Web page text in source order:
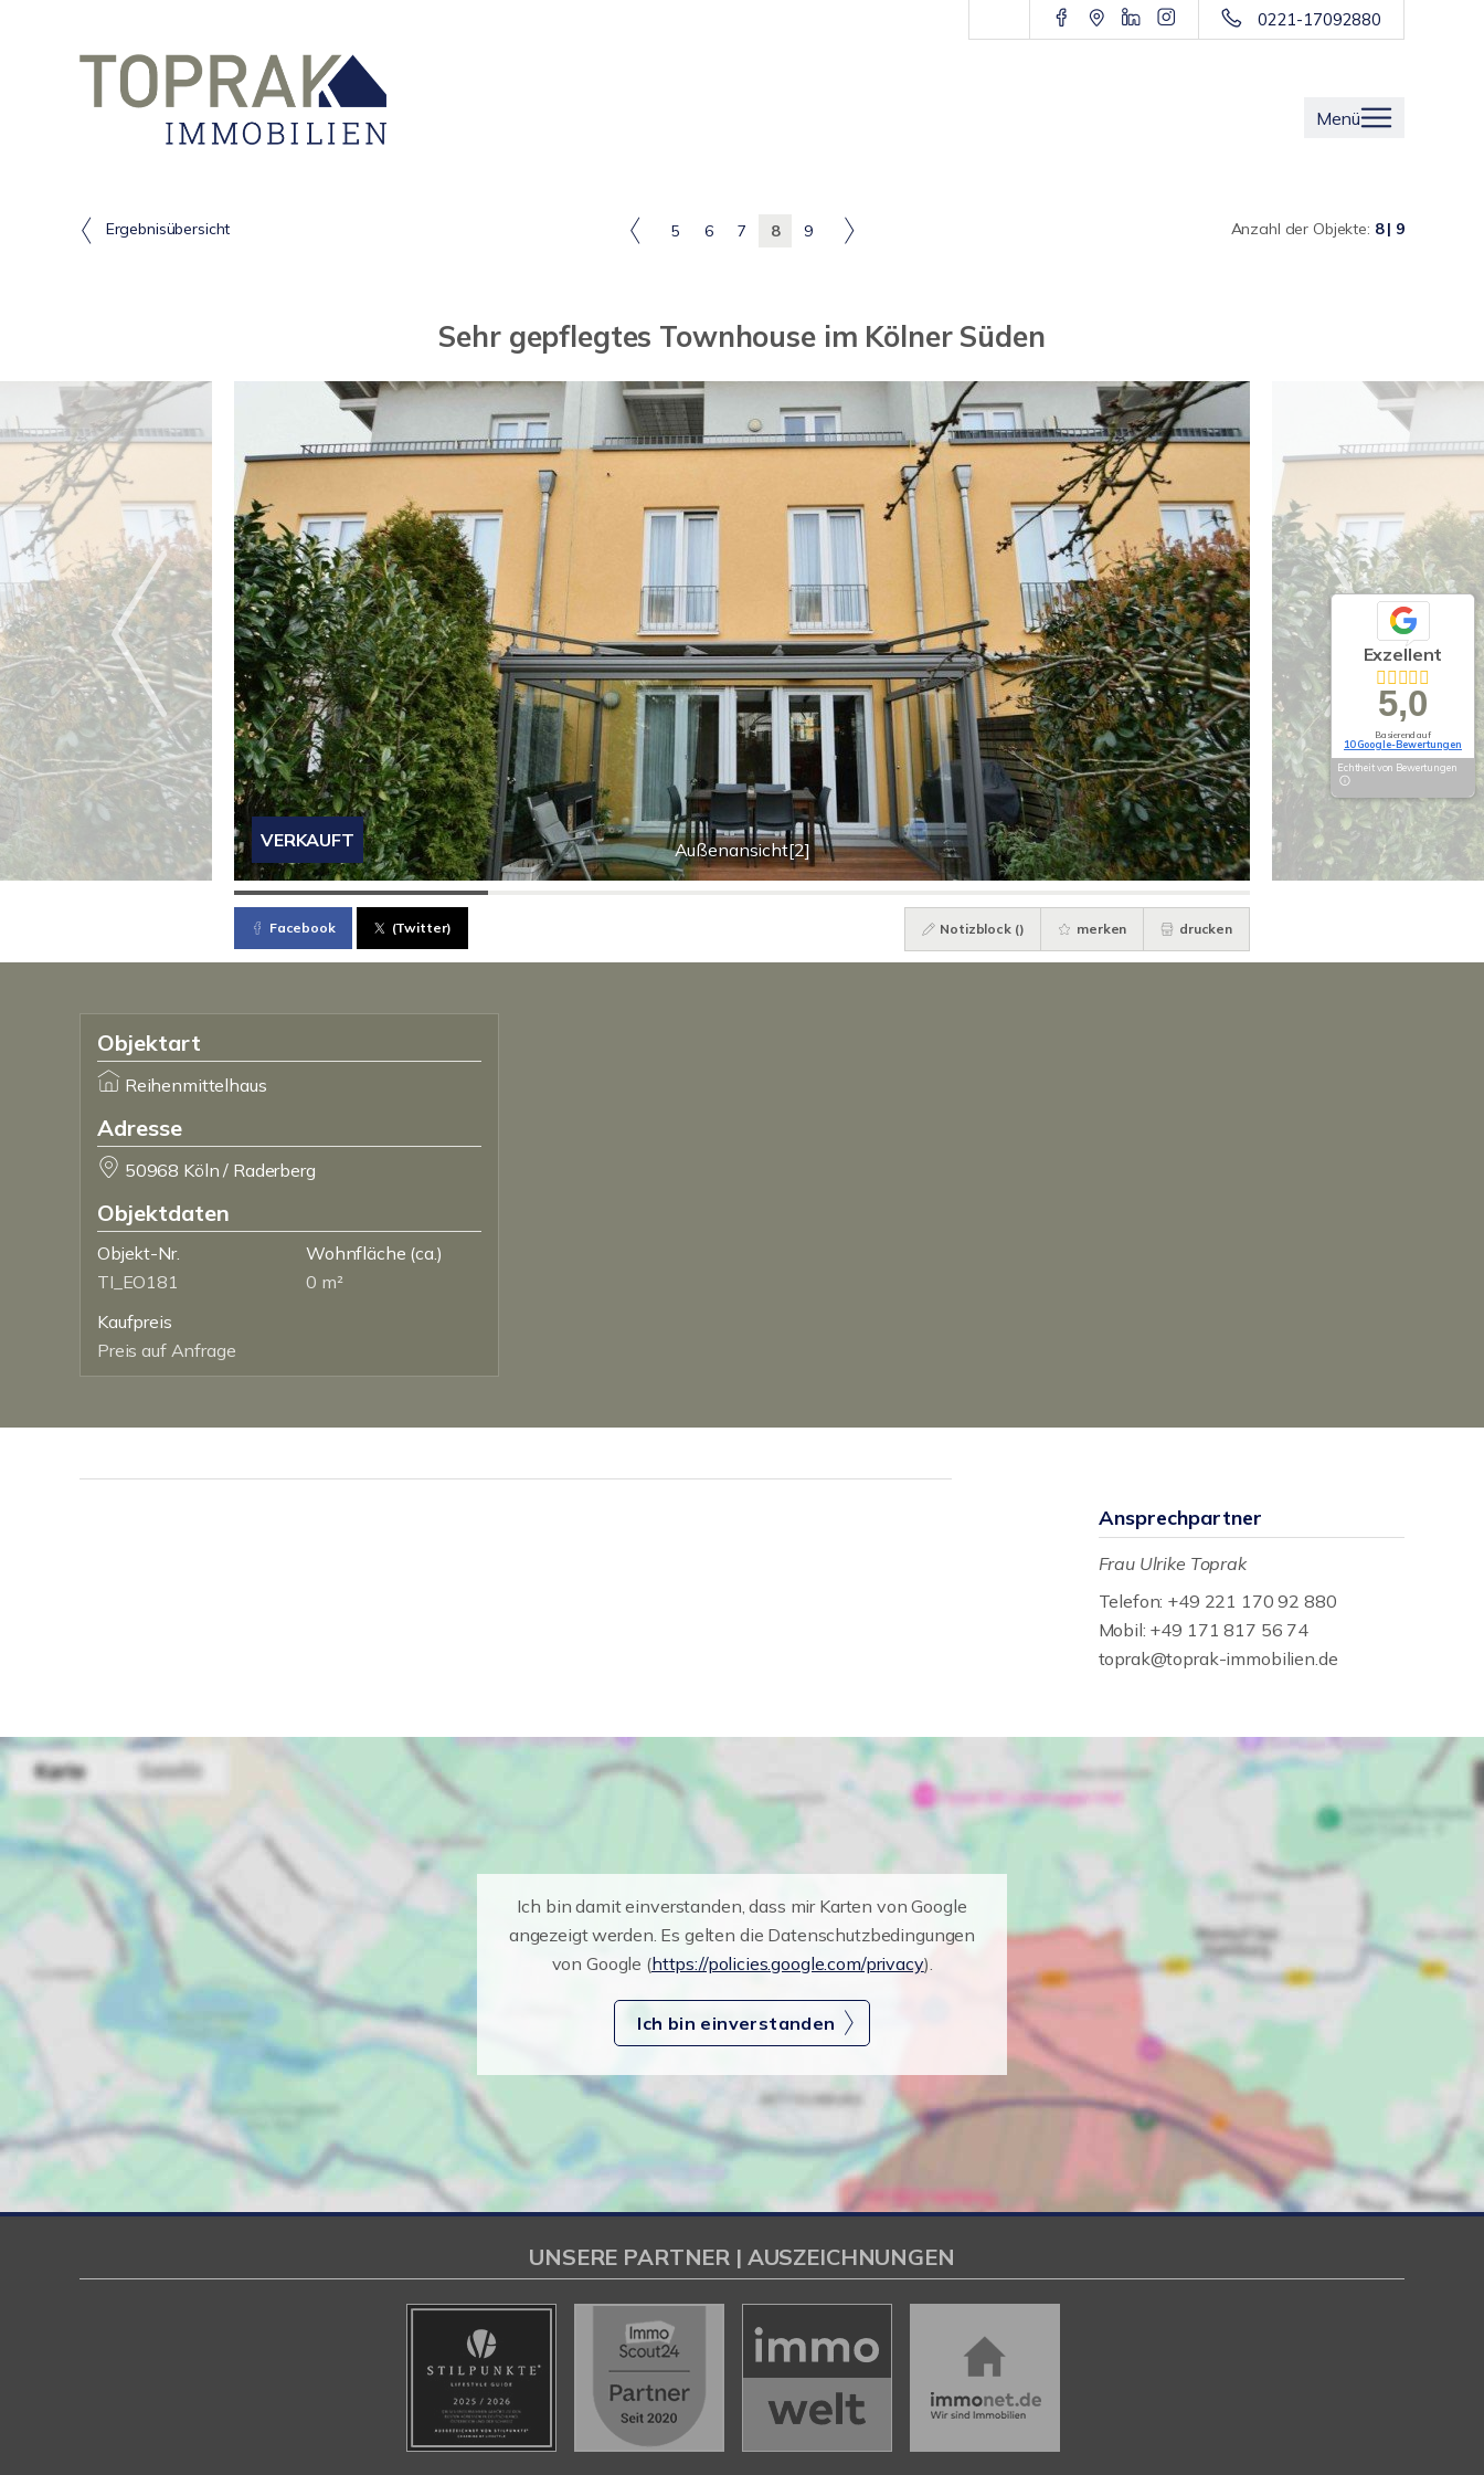
0221-17092880
Menü
Ergebnisübersicht 5 6 7 8 9 Anzahl der Objekte: 8 | 9
Sehr gepflegtes Townhouse im Kölner Süden
Außenansicht[2]
VERKAUFT
Facebook (Twitter) Notizblock () merken drucken
Objektart
Reihenmittelhaus
Adresse
50968 Köln / Raderberg
Objektdaten
Objekt-Nr.
TI_EO181
Wohnfläche (ca.)
0 m²
Kaufpreis
Preis auf Anfrage
Ansprechpartner
Frau Ulrike Toprak
Telefon: +49 221 170 92 880
Mobil: +49 171 817 56 74
toprak@toprak-immobilien.de
Ich bin damit einverstanden, dass mir Karten von Google
angezeigt werden. Es gelten die Datenschutzbedingungen
von Google (https://policies.google.com/privacy).
Ich bin einverstanden
Exzellent
5,0
Basierend auf
10 Google-Bewertungen
Echtheit von Bewertungen
UNSERE PARTNER | AUSZEICHNUNGEN